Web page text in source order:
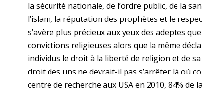
la sécurité nationale, de l’ordre public, de la
l’islam, la réputation des prophètes et le
s’avère plus précieux aux yeux des adeptes
convictions religieuses alors que la même
individus le droit à la liberté de religion et de
droit des uns ne devrait-il pas s’arrêter là où
centre de recherche aux USA en 2010, 84%